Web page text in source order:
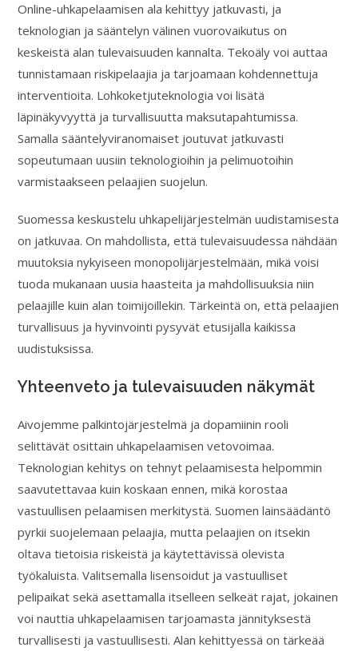
Online-uhkapelaamisen ala kehittyy jatkuvasti, ja
teknologian ja sääntelyn välinen vuorovaikutus on
keskeistä alan tulevaisuuden kannalta. Tekoäly voi auttaa
tunnistamaan riskipelaajia ja tarjoamaan kohdennettuja
interventioita. Lohkoketjuteknologia voi lisätä
läpinäkyvyyttä ja turvallisuutta maksutapahtumissa.
Samalla sääntelyviranomaiset joutuvat jatkuvasti
sopeutumaan uusiin teknologioihin ja pelimuotoihin
varmistaakseen pelaajien suojelun.
Suomessa keskustelu uhkapelijärjestelmän uudistamisesta
on jatkuvaa. On mahdollista, että tulevaisuudessa nähdään
muutoksia nykyiseen monopolijärjestelmään, mikä voisi
tuoda mukanaan uusia haasteita ja mahdollisuuksia niin
pelaajille kuin alan toimijoillekin. Tärkeintä on, että pelaajien
turvallisuus ja hyvinvointi pysyvät etusijalla kaikissa
uudistuksissa.
Yhteenveto ja tulevaisuuden näkymät
Aivojemme palkintojärjestelmä ja dopamiinin rooli
selittävät osittain uhkapelaamisen vetovoimaa.
Teknologian kehitys on tehnyt pelaamisesta helpommin
saavutettavaa kuin koskaan ennen, mikä korostaa
vastuullisen pelaamisen merkitystä. Suomen lainsäädäntö
pyrkii suojelemaan pelaajia, mutta pelaajien on itsekin
oltava tietoisia riskeistä ja käytettävissä olevista
työkaluista. Valitsemalla lisensoidut ja vastuulliset
pelipaikat sekä asettamalla itselleen selkeät rajat, jokainen
voi nauttia uhkapelaamisen tarjoamasta jännityksestä
turvallisesti ja vastuullisesti. Alan kehittyessä on tärkeää